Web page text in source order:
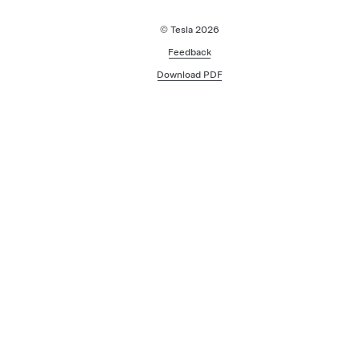
© Tesla 2026
Feedback
Download PDF